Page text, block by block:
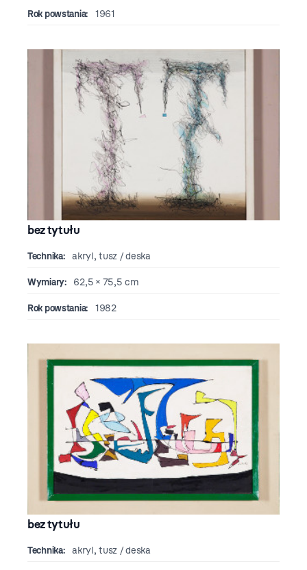
Rok powstania: 1961
bez tytułu
Technika: akryl, tusz / deska
Wymiary: 62,5 × 75,5 cm
Rok powstania: 1982
bez tytułu
Technika: akryl, tusz / deska